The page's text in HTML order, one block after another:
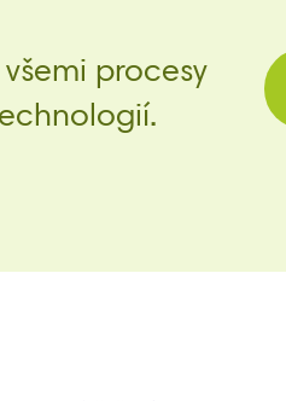
procesy